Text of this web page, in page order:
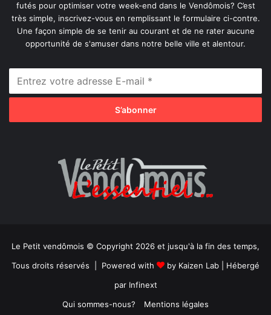
futés pour optimiser votre week-end dans le Vendômois? C’est
très simple, inscrivez-vous en remplissant le formulaire ci-contre.
Une façon simple de se tenir au courant et de ne rater aucune
opportunité de s'amuser dans notre belle ville et alentour.
Le Petit vendômois © Copyright 2026 et jusqu'à la fin des temps,
Tous droits réservés | Powered with
by Kaizen Lab | Hébergé
par Infinext
Qui sommes-nous?
Mentions légales